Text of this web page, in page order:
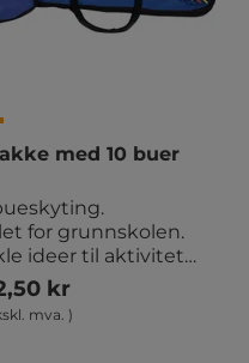
med 10 buer
for grunnskolen.
ideer til aktiviteter
i fritidsklubber
kr
mva. )